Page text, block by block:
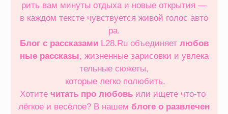
рить вам минуты отдыха и новые открытия —
в каждом тексте чувствуется живой голос авто
ра.
Блог с рассказамиL28.Ru объединяет любов
ные рассказы, жизненные зарисовки и увлека
тельные сюжеты,
которые легко полюбить.
Хотите читать про любовь или ищете что‑то
лёгкое и весёлое? В нашем блоге о развлечен